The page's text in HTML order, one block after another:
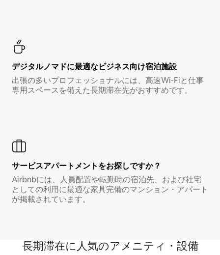
デジタルノマド⁠に最⁠適⁠なビ⁠ジ⁠ネ⁠ス⁠向⁠け宿⁠泊⁠施⁠設
出張の多いプロフェッショナルには、高速Wi-Fiと仕事
専用スペースを備えた長期滞在先がおすすめです。
サービスアパートメントをお探しですか？
Airbnbには、人員配置や転勤時の宿泊先、および社宅
としての利用に最適な家具完備のマンション・アパート
が掲載されています。
長期滞在に人気のアメニティ・設備